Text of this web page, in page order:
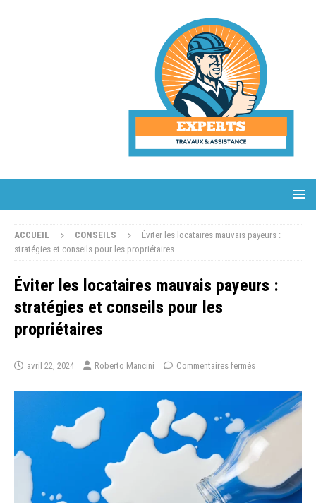
ACCUEIL CONSEILS
Éviter les locataires mauvais payeurs :
stratégies et conseils pour les propriétaires
Éviter les locataires mauvais payeurs :
stratégies et conseils pour les
propriétaires
avril 22, 2024 Roberto Mancini Commentaires fermés